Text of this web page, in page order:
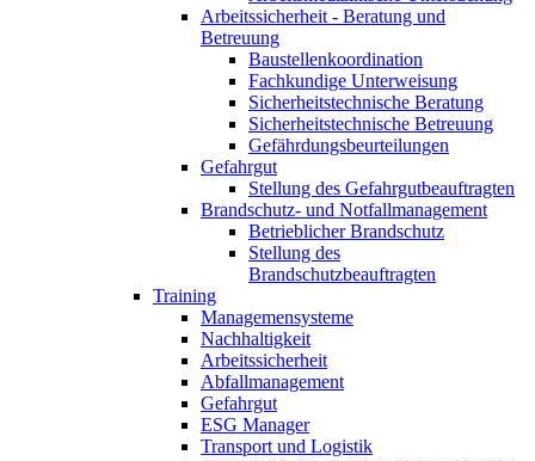
Arbeitssicherheit - Beratung und
Betreuung
Baustellenkoordination
Fachkundige Unterweisung
Sicherheitstechnische Beratung
Sicherheitstechnische Betreuung
Gefährdungsbeurteilungen
Gefahrgut
Stellung des Gefahrgutbeauftragten
Brandschutz- und Notfallmanagement
Betrieblicher Brandschutz
Stellung des
Brandschutzbeauftragten
Training
Managemensysteme
Nachhaltigkeit
Arbeitssicherheit
Abfallmanagement
Gefahrgut
ESG Manager
Transport und Logistik